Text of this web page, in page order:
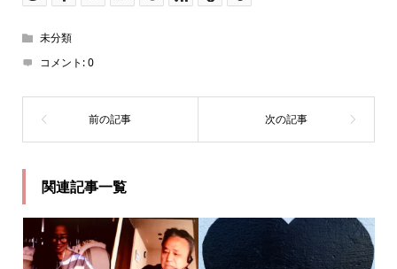
未分類
コメント:0
関連記事一覧